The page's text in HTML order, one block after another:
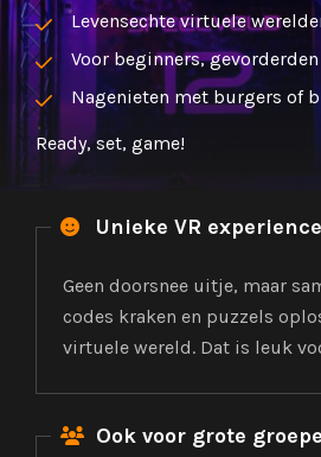
Levensechte virtuele
Voor beginners,
Nagenieten met burgers of
Ready, set, game!
 Unieke VR experience
Geen doorsnee uitje, maar
codes kraken en puzzels
virtuele wereld. Dat is leuk
 Ook voor grote